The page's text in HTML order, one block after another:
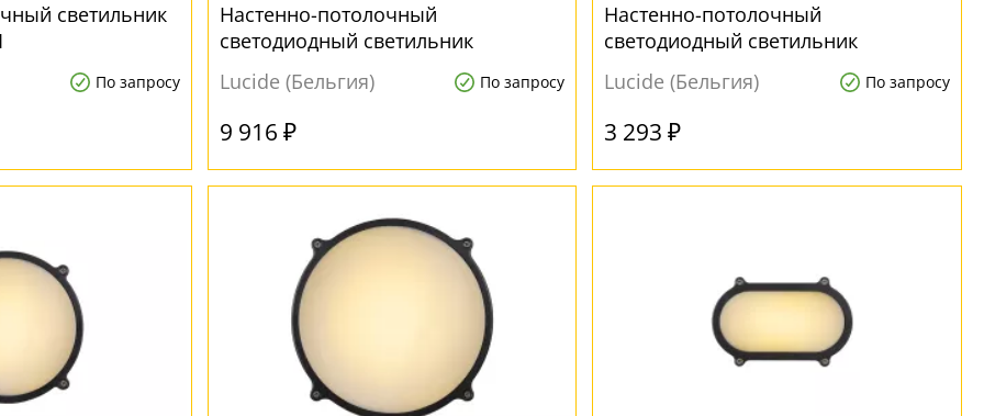
светильник
По запросу
Настенно-потолочный
светодиодный светильник
влагозащищенный Ir Lucide Hublot
Led 14812/20/36
Lucide (Бельгия) По запросу
9 916 ₽
Настенно-потолочный
светодиодный светильник
влагозащищенный Lucide Hublot
Led 14810/06/36
Lucide (Бельгия) По запросу
3 293 ₽